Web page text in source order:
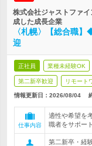
株式会社ジャストファ
成した成長企業
〈札幌〉【総合職
迎
正社員 業種未経験OK
第二新卒歓迎 リモート
情報更新日：2026/08/04
仕事内容
適性や希望を
職者をサポー
第二新卒・経